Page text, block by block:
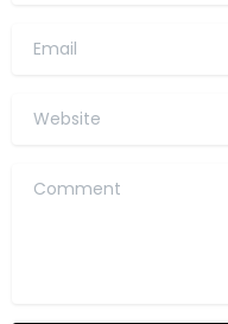
Email
Website
Comment